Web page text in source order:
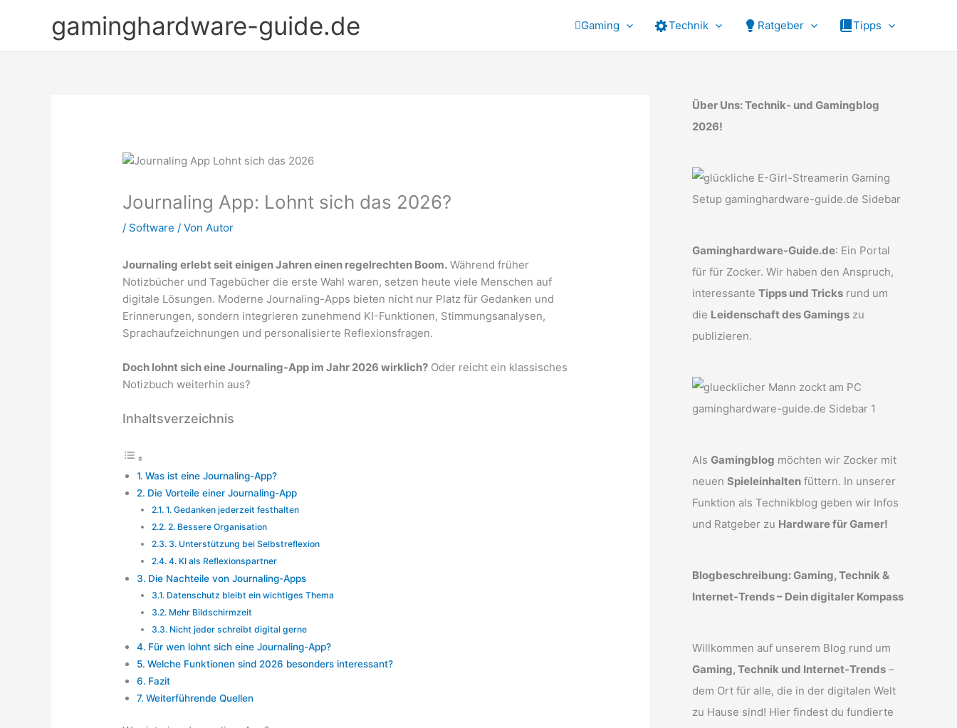
gaminghardware-guide.de Gaming Technik Ratgeber Tipps
Journaling App: Lohnt sich das 2026?
/ Software / VonAutor
Journaling erlebt seit einigen Jahren einen regelrechten Boom. Während früher
Notizbücher und Tagebücher die erste Wahl waren, setzen heute viele Menschen auf
digitale Lösungen. Moderne Journaling-Apps bieten nicht nur Platz für Gedanken und
Erinnerungen, sondern integrieren zunehmend KI-Funktionen, Stimmungsanalysen,
Sprachaufzeichnungen und personalisierte Reflexionsfragen.
Doch lohnt sich eine Journaling-App im Jahr 2026 wirklich? Oder reicht ein klassisches
Notizbuch weiterhin aus?
Inhaltsverzeichnis
Was ist eine Journaling-App?
Die Vorteile einer Journaling-App
1. Gedanken jederzeit festhalten
2. Bessere Organisation
3. Unterstützung bei Selbstreflexion
4. KI als Reflexionspartner
Die Nachteile von Journaling-Apps
Datenschutz bleibt ein wichtiges Thema
Mehr Bildschirmzeit
Nicht jeder schreibt digital gerne
Für wen lohnt sich eine Journaling-App?
Welche Funktionen sind 2026 besonders interessant?
Fazit
Weiterführende Quellen
Über Uns: Technik- und Gamingblog
2026!
Gaminghardware-Guide.de: Ein Portal
für für Zocker. Wir haben den Anspruch,
interessante Tipps und Tricks rund um
die Leidenschaft des Gamings zu
publizieren.
Als Gamingblog möchten wir Zocker mit
neuen Spieleinhalten füttern. In unserer
Funktion als Technikblog geben wir Infos
und Ratgeber zu Hardware für Gamer!
Blogbeschreibung: Gaming, Technik &
Internet-Trends – Dein digitaler Kompass
Willkommen auf unserem Blog rund um
Gaming, Technik und Internet-Trends –
dem Ort für alle, die in der digitalen Welt
zu Hause sind! Hier findest du fundierte